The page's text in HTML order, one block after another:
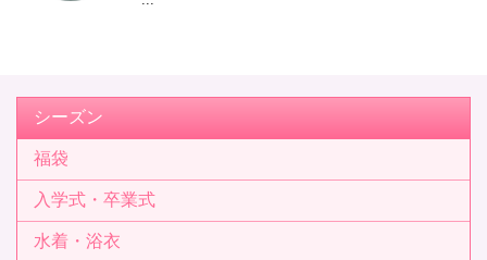
シーズン
福袋
入学式・卒業式
水着・浴衣